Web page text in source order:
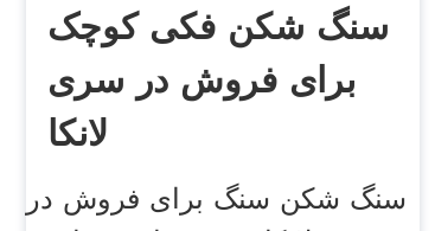
سنگ شکن فکی کوچک
برای فروش در سری
لانکا
سنگ شکن سنگ برای فروش در